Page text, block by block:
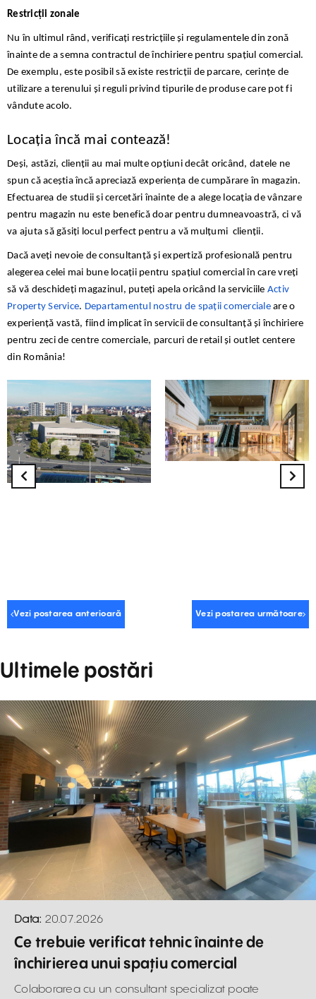
Restricții zonale
Nu în ultimul rând, verificați restricțiile și regulamentele din zonă
înainte de a semna contractul de închiriere pentru spațiul comercial.
De exemplu, este posibil să existe restricții de parcare, cerințe de
utilizare a terenului și reguli privind tipurile de produse care pot fi
vândute acolo.
Locația încă mai contează!
Deși, astăzi, clienții au mai multe opțiuni decât oricând, datele ne
spun că aceștia încă apreciază experiența de cumpărare în magazin.
Efectuarea de studii și cercetări înainte de a alege locația de vânzare
pentru magazin nu este benefică doar pentru dumneavoastră, ci vă
va ajuta să găsiți locul perfect pentru a vă mulțumi clienții.
Dacă aveți nevoie de consultanță și expertiză profesională pentru
alegerea celei mai bune locații pentru spațiul comercial în care vreți
să vă deschideți magazinul, puteți apela oricând la serviciile Activ
Property Service. Departamentul nostru de spații comercialeare o
experiență vastă, fiind implicat în servicii de consultanță și închiriere
pentru zeci de centre comerciale, parcuri de retail și outlet centere
din România!
Vezi postarea anterioară Vezi postarea următoare
Ultimele postări
Data: 20.07.2026
Ce trebuie verificat tehnic înainte de
închirierea unui spațiu comercial
Colaborarea cu un consultant specializat poate